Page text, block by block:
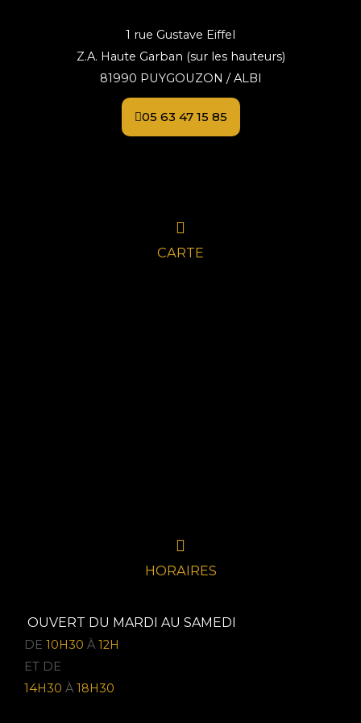
1 rue Gustave Eiffel
Z.A. Haute Garban (sur les hauteurs)
81990 PUYGOUZON / ALBI
05 63 47 15 85
CARTE
HORAIRES
OUVERT DU MARDI AU SAMEDI
DE 10H30 À 12H
ET DE
14H30 À 18H30